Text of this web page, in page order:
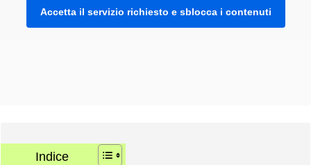
Accetta il servizio richiesto e sblocca i contenuti
Indice